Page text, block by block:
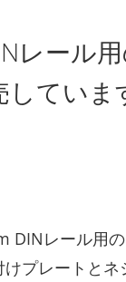
レール
してい
DINレール用
プレートとネ